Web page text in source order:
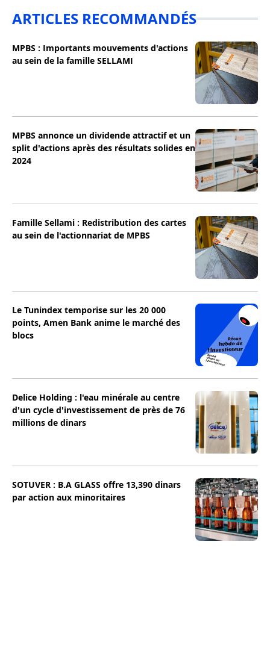
ARTICLES RECOMMANDÉS
MPBS : Importants mouvements d'actions
au sein de la famille SELLAMI
MPBS annonce un dividende attractif et un
split d'actions après des résultats solides en
2024
Famille Sellami : Redistribution des cartes
au sein de l'actionnariat de MPBS
Le Tunindex temporise sur les 20 000
points, Amen Bank anime le marché des
blocs
Delice Holding : l'eau minérale au centre
d'un cycle d'investissement de près de 76
millions de dinars
SOTUVER : B.A GLASS offre 13,390 dinars
par action aux minoritaires